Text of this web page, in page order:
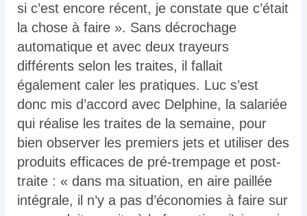
si c’est encore récent, je constate que c’était
la chose à faire ». Sans décrochage
automatique et avec deux trayeurs
différents selon les traites, il fallait
également caler les pratiques. Luc s’est
donc mis d’accord avec Delphine, la salariée
qui réalise les traites de la semaine, pour
bien observer les premiers jets et utiliser des
produits efficaces de pré-trempage et post-
traite : « dans ma situation, en aire paillée
intégrale, il n’y a pas d’économies à faire sur